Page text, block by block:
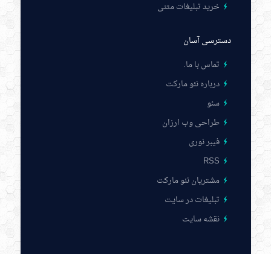
خرید تبلیغات متنی
دسترسی آسان
تماس با ما.
درباره نئو مارکت
سئو
طراحی وب ارزان
فیبر نوری
RSS
مشتریان نئو مارکت
تبلیغات در سایت
نقشه سایت